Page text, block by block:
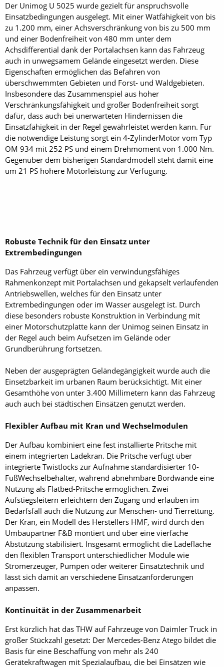
Der Unimog U 5025 wurde gezielt für anspruchsvolle
Einsatzbedingungen ausgelegt. Mit einer Watfähigkeit von bis
zu 1.200 mm, einer Achsverschränkung von bis zu 500 mm
und einer Bodenfreiheit von 480 mm unter dem
Achsdifferential dank der Portalachsen kann das Fahrzeug
auch in unwegsamem Gelände eingesetzt werden. Diese
Eigenschaften ermöglichen das Befahren von
überschwemmten Gebieten und Forst- und Waldgebieten.
Insbesondere das Zusammenspiel aus hoher
Verschränkungsfähigkeit und großer Bodenfreiheit sorgt
dafür, dass auch bei unerwarteten Hindernissen die
Einsatzfähigkeit in der Regel gewährleistet werden kann. Für
die notwendige Leistung sorgt ein 4-ZylinderMotor vom Typ
OM 934 mit 252 PS und einem Drehmoment von 1.000 Nm.
Gegenüber dem bisherigen Standardmodell steht damit eine
um 21 PS höhere Motorleistung zur Verfügung.
Robuste Technik für den Einsatz unter
Extrembedingungen
Das Fahrzeug verfügt über ein verwindungsfähiges
Rahmenkonzept mit Portalachsen und gekapselt verlaufenden
Antriebswellen, welches für den Einsatz unter
Extrembedingungen oder im Wasser ausgelegt ist. Durch
diese besonders robuste Konstruktion in Verbindung mit
einer Motorschutzplatte kann der Unimog seinen Einsatz in
der Regel auch beim Aufsetzen im Gelände oder
Grundberührung fortsetzen.
Neben der ausgeprägten Geländegängigkeit wurde auch die
Einsetzbarkeit im urbanen Raum berücksichtigt. Mit einer
Gesamthöhe von unter 3.400 Millimetern kann das Fahrzeug
auch auch bei städtischen Einsätzen genutzt werden.
Flexibler Aufbau mit Kran und Wechselmodulen
Der Aufbau kombiniert eine fest installierte Pritsche mit
einem integrierten Ladekran. Die Pritsche verfügt über
integrierte Twistlocks zur Aufnahme standardisierter 10-
FußWechselbehälter, während abnehmbare Bordwände eine
Nutzung als Flatbed-Pritsche ermöglichen. Zwei
Aufstiegsleitern erleichtern den Zugang und erlauben im
Bedarfsfall auch die Nutzung zur Menschen- und Tierrettung.
Der Kran, ein Modell des Herstellers HMF, wird durch den
Umbaupartner F&B montiert und über eine vierfache
Abstützung stabilisiert. Insgesamt ermöglicht die Ladefläche
den flexiblen Transport unterschiedlicher Module wie
Stromerzeuger, Pumpen oder weiterer Einsatztechnik und
lässt sich damit an verschiedene Einsatzanforderungen
anpassen.
Kontinuität in der Zusammenarbeit
Erst kürzlich hat das THW auf Fahrzeuge von Daimler Truck in
großer Stückzahl gesetzt: Der Mercedes-Benz Atego bildet die
Basis für eine Beschaffung von mehr als 240
Gerätekraftwagen mit Spezialaufbau, die bei Einsätzen wie